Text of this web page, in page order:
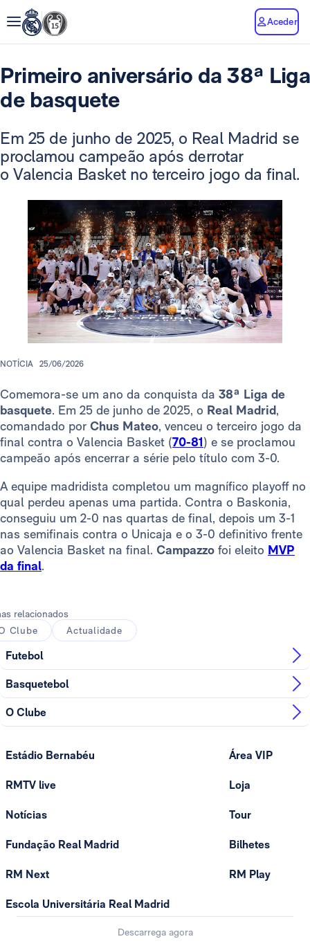
Aceder
Primeiro aniversário da 38ª Liga
de basquete
Em 25 de junho de 2025, o Real Madrid se
proclamou campeão após derrotar
o Valencia Basket no terceiro jogo da final.
NOTÍCIA 25/06/2026
Comemora-se um ano da conquista da 38ª Liga de
basquete. Em 25 de junho de 2025, o Real Madrid,
comandado por Chus Mateo, venceu o terceiro jogo da
final contra o Valencia Basket (70-81) e se proclamou
campeão após encerrar a série pelo título com 3-0.
A equipe madridista completou um magnífico playoff no
qual perdeu apenas uma partida. Contra o Baskonia,
conseguiu um 2-0 nas quartas de final, depois um 3-1
nas semifinais contra o Unicaja e o 3-0 definitivo frente
ao Valencia Basket na final. Campazzo foi eleito MVP
da final.
relacionados
Clube
Actualidade
Futebol
Basquetebol
O Clube
Estádio Bernabéu
RMTV live
Notícias
Fundação Real Madrid
RM Next
Escola Universitária Real Madrid
Área VIP
Loja
Tour
Bilhetes
RM Play
Descarrega agora